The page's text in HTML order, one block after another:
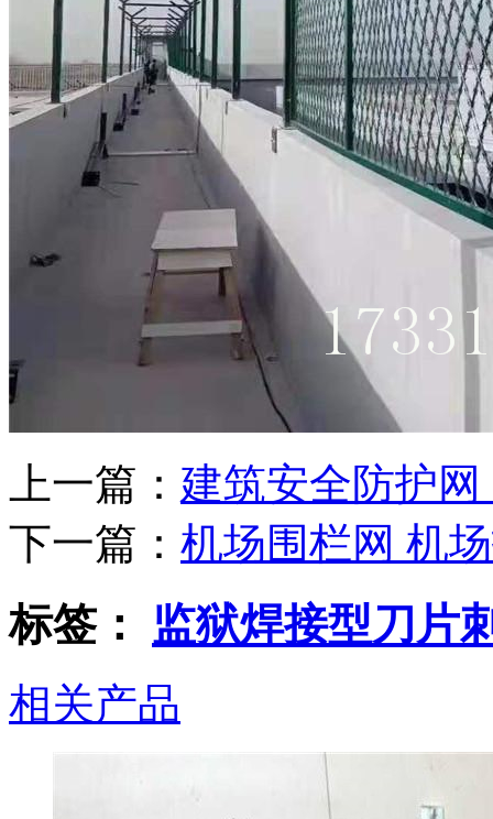
上一篇： 建筑安全防护
下一篇： 机场围栏网 机
标签： 监狱焊接型刀片
相关产品